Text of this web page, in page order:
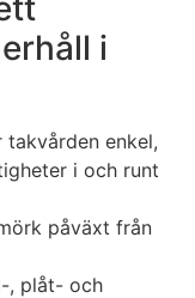
i
enkel,
i och runt
påväxt från
, plåt- och